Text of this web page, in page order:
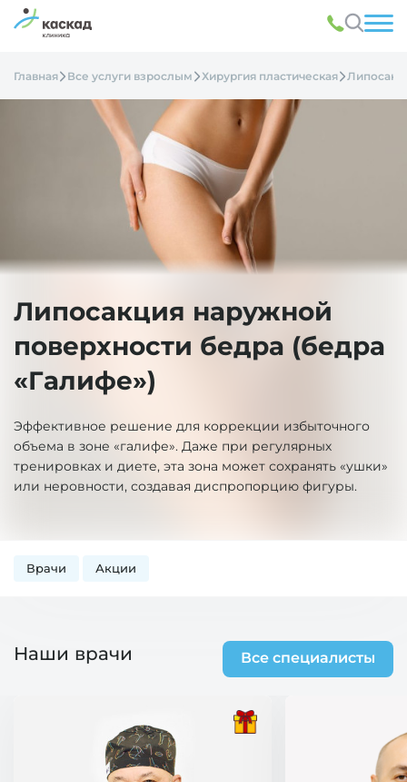
Главная Все услуги взрослым Хирургия пластическая
Липосакция наружной
поверхности бедра (бедра
«Галифе»)
Эффективное решение для коррекции избыточного
объема в зоне «галифе». Даже при регулярных
тренировках и диете, эта зона может сохранять «ушки»
или неровности, создавая диспропорцию фигуры.
Врачи Акции
Наши врачи Все специалисты